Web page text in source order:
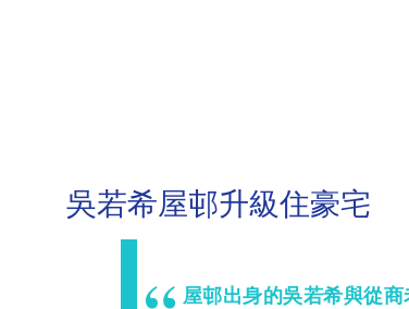
吳若希屋邨升級住豪宅
屋邨出身的吳若希與從